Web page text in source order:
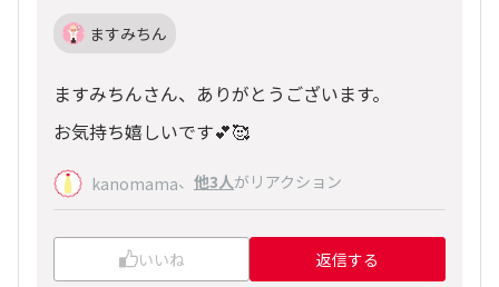
ますみちん
ますみちんさん、ありがとうございます。
お気持ち嬉しいです💕🥰
kanomama、 他3人がリアクション
いいね 返信する